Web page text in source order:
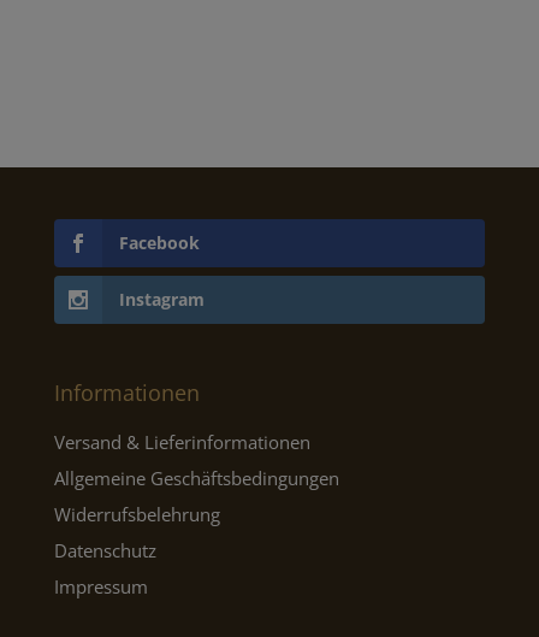
Facebook
Instagram
Informationen
Versand & Lieferinformationen
Allgemeine Geschäftsbedingungen
Widerrufsbelehrung
Datenschutz
Impressum